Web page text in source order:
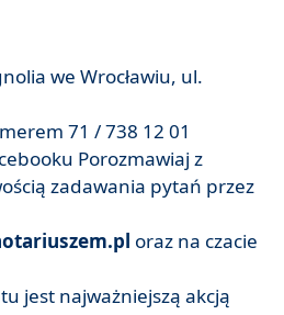
we Wrocławiu, ul.
71 / 738 12 01
Porozmawiaj z
zadawania pytań przez
oraz na czacie
jest najważniejszą akcją